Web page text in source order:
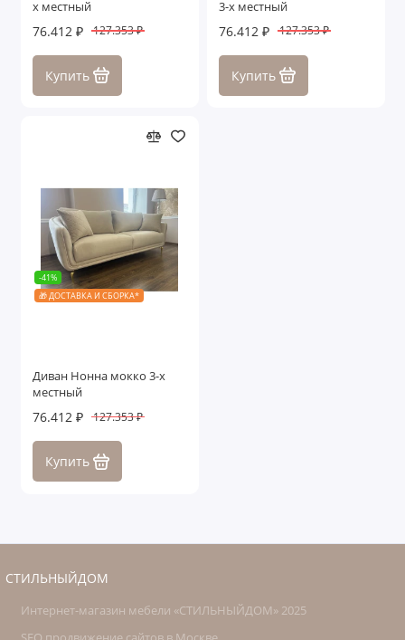
х местный
76.412 ₽ 127.353 ₽
Купить
3-х местный
76.412 ₽ 127.353 ₽
Купить
-41%
🎁 ДОСТАВКА И СБОРКА*
Диван Нонна мокко 3-х
местный
76.412 ₽ 127.353 ₽
Купить
СТИЛЬНЫЙДОМ
Интернет-магазин мебели «СТИЛЬНЫЙДОМ» 2025